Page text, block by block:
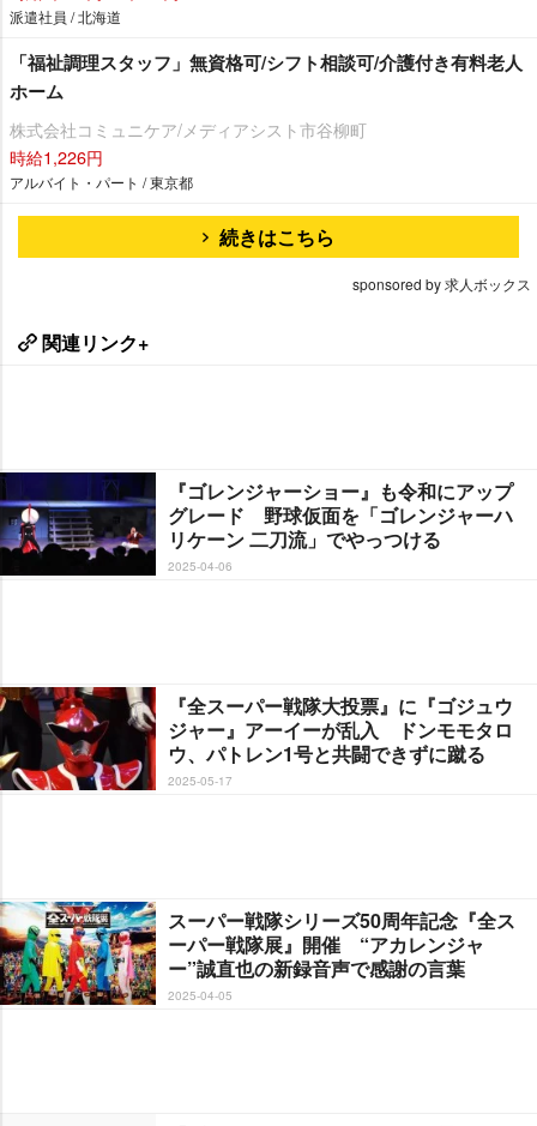
派遣社員 / 北海道
「福祉調理スタッフ」無資格可/シフト相談可/介護付き有料老人
ホーム
株式会社コミュニケア/メディアシスト市谷柳町
時給1,226円
アルバイト・パート / 東京都
続きはこちら
sponsored by 求人ボックス
関連リンク+
『ゴレンジャーショー』も令和にアップ
グレード 野球仮面を「ゴレンジャーハ
リケーン 二刀流」でやっつける
2025-04-06
『全スーパー戦隊大投票』に『ゴジュウ
ジャー』アーイーが乱入 ドンモモタロ
ウ、パトレン1号と共闘できずに蹴る
2025-05-17
スーパー戦隊シリーズ50周年記念『全ス
ーパー戦隊展』開催 “アカレンジャ
ー”誠直也の新録音声で感謝の言葉
2025-04-05